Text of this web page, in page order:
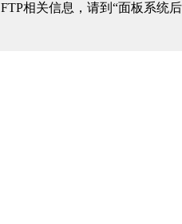
FTP相关信息，请到“面板系统